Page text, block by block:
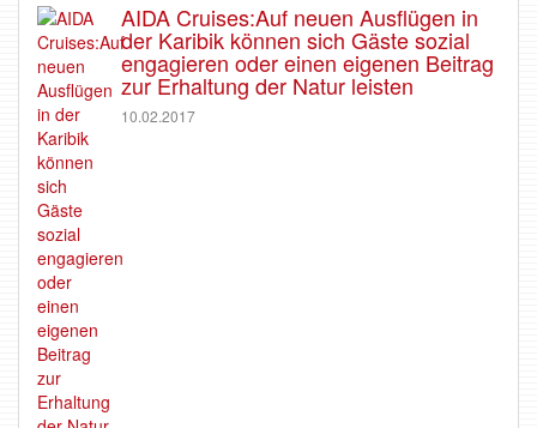
AIDA Cruises:Auf neuen Ausflügen in
der Karibik können sich Gäste sozial
engagieren oder einen eigenen Beitrag
zur Erhaltung der Natur leisten
10.02.2017